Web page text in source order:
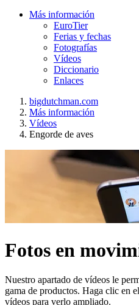
Más información
EuroTier
Ferias y fechas
Fotografías
Vídeos
Diccionario
Enlaces
bigdutchman.com
Más información
Vídeos
Engorde de aves
Fotos en
Nuestro apartado de vídeos le
gama de productos. Haga clic en
vídeos para verlo ampliado.